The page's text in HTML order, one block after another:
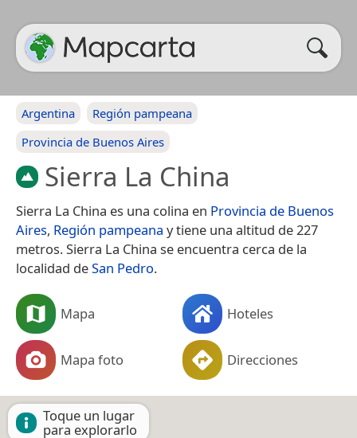
Argentina
Región pampeana
Provincia de Buenos Aires
Sierra La China
Sierra La China es una colina en Provincia de Buenos
Aires, Región pampeana y tiene una altitud de 227
metros. Sierra La China se encuentra cerca de la
localidad deSan Pedro.
Mapa Hoteles
Mapa foto Direcciones
Toque un lugar
para explorarlo